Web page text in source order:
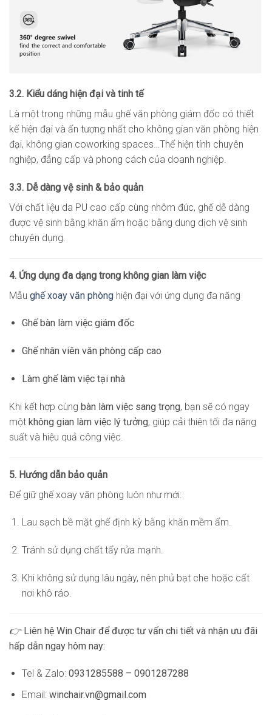
3.2. Kiểu dáng hiện đại và tinh tế
Là một trong những mẫu ghế văn phòng giám đốc có thiết
kế hiện đại và ấn tượng nhất cho không gian văn phòng hiện
đại, không gian coworking spaces…Thể hiện tính chuyên
nghiệp, đẳng cấp và phong cách của doanh nghiệp.
3.3. Dễ dàng vệ sinh & bảo quản
Với chất liệu da PU cao cấp cùng nhôm đúc, ghế dễ dàng
được vệ sinh bằng khăn ẩm hoặc bằng dung dịch vệ sinh
chuyên dụng.
4. Ứng dụng đa dạng trong không gian làm việc
Mẫu ghế xoay văn phòng hiện đại với ứng dụng đa năng
Ghế bàn làm việc giám đốc
Ghế nhân viên văn phòng cấp cao
Làm ghế làm việc tại nhà
Khi kết hợp cùng bàn làm việc sang trọng, bạn sẽ có ngay
một không gian làm việc lý tưởng, giúp cải thiện tối đa năng
suất và hiệu quả công việc.
5. Hướng dẫn bảo quản
Để giữ ghế xoay văn phòng luôn như mới:
Lau sạch bề mặt ghế định kỳ bằng khăn mềm ẩm.
Tránh sử dụng chất tẩy rửa mạnh.
Khi không sử dụng lâu ngày, nên phủ bạt che hoặc cất
nơi khô ráo.
👉 Liên hệ Win Chair để được tư vấn chi tiết và nhận ưu đãi
hấp dẫn ngay hôm nay:
Tel & Zalo: 0931285588 – 0901287288
Email: winchair.vn@gmail.com